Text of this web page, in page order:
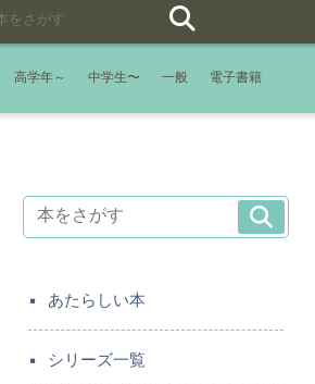
高学年～ 中学生〜 一般 電子書籍
あたらしい本
シリーズ一覧